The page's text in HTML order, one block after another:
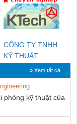
CÔNG TY TNHH
KỸ THUẬT
KTECH VIỆT
NAM
» Xem tất cả
phòng kỹ thuật của